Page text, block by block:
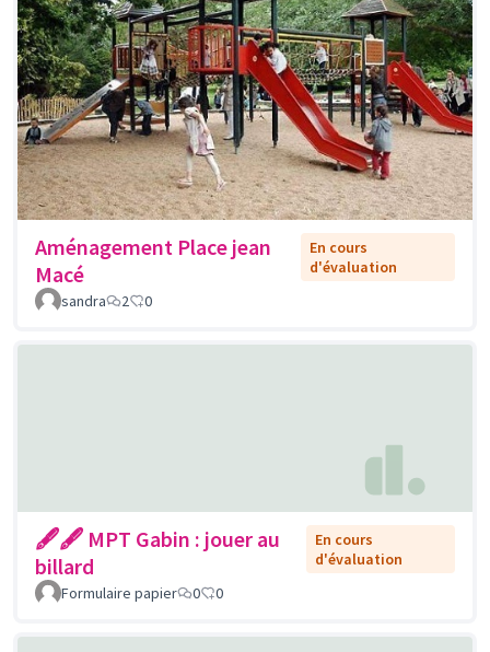
Aménagement Place jean
Macé
En cours
d'évaluation
sandra
2 0
🖋🖋 MPT Gabin : jouer au
billard
En cours
d'évaluation
Formulaire papier
0 0